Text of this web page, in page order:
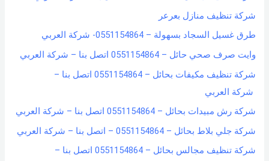
شركة تنظيف منازل بعرعر
طرق غسيل السجاد بسهولة – 0551154864- شركة العربي
وايت صرف صحي حائل – 0551154864 اتصل بنا – شركة العربي
شركة تنظيف مكيفات بحائل – 0551154864 اتصل بنا –
شركة العربي
شركة رش مبيدات بحائل – 0551154864 اتصل بنا – شركة العربي
شركة جلي بلاط بحائل – 0551154864 – اتصل بنا – شركة العربي
شركة تنظيف مجالس بحائل – 0551154864 اتصل بنا –